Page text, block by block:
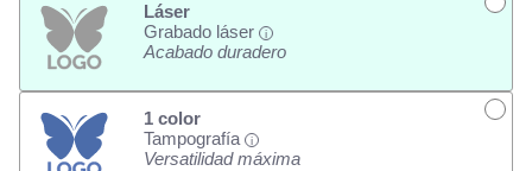
Láser
Grabado láser
i
Acabado duradero
1 color
Tampografía
i
Versatilidad máxima